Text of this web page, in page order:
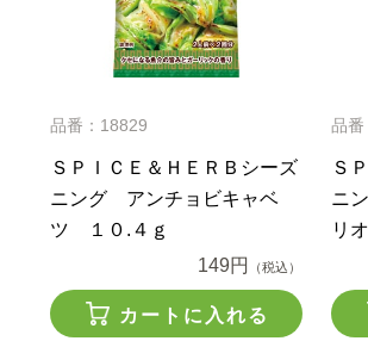
品番：18829
ＳＰＩＣＥ＆ＨＥＲＢシーズ
ニング アンチョビキャベ
ツ １０.４ｇ
149円
（税込）
カートに入れる
品
Ｓ
ニ
リ